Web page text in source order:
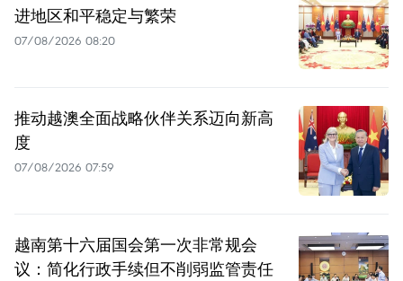
进地区和平稳定与繁荣
07/08/2026 08:20
推动越澳全面战略伙伴关系迈向新高
度
07/08/2026 07:59
越南第十六届国会第一次非常规会
议：简化行政手续但不削弱监管责任